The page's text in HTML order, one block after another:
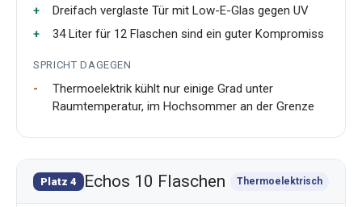
Dreifach verglaste Tür mit Low-E-Glas gegen UV
34 Liter für 12 Flaschen sind ein guter Kompromiss
SPRICHT DAGEGEN
Thermoelektrik kühlt nur einige Grad unter
Raumtemperatur, im Hochsommer an der Grenze
Platz 4 Echos 10 Flaschen Thermoelektrisch